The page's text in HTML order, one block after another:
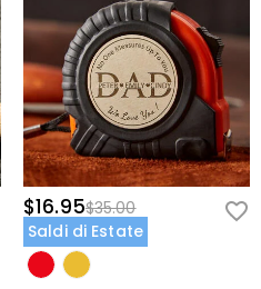
$16.95$35.00
Saldi di Estate